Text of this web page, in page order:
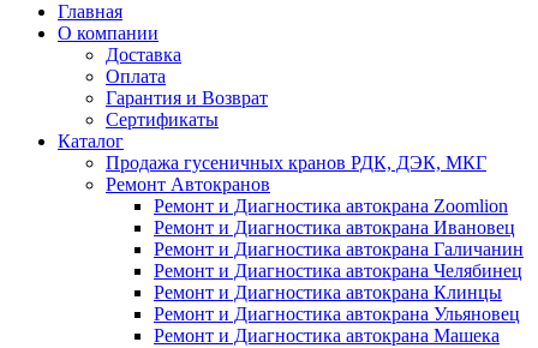
Главная
О компании
Доставка
Оплата
Гарантия и Возврат
Сертификаты
Каталог
Продажа гусеничных кранов РДК, ДЭК, МКГ
Ремонт Автокранов
Ремонт и Диагностика автокрана Zoomlion
Ремонт и Диагностика автокрана Ивановец
Ремонт и Диагностика автокрана Галичанин
Ремонт и Диагностика автокрана Челябинец
Ремонт и Диагностика автокрана Клинцы
Ремонт и Диагностика автокрана Ульяновец
Ремонт и Диагностика автокрана Машека